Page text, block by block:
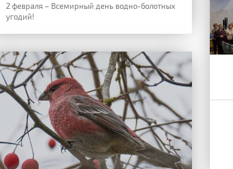
2 февраля – Всемирный день водно-болотных
угодий!